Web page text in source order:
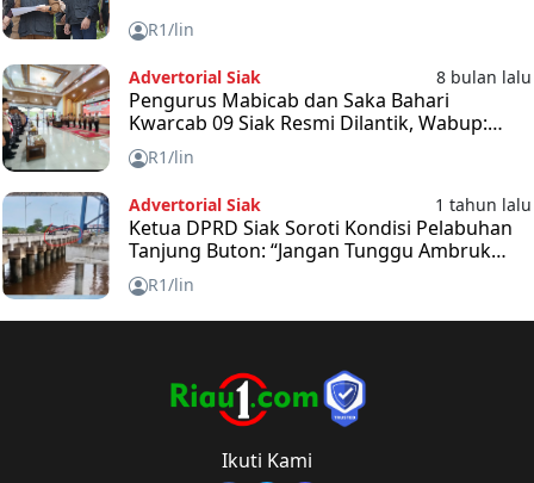
R1/lin
Advertorial Siak 8 bulan lalu
Pengurus Mabicab dan Saka Bahari
Kwarcab 09 Siak Resmi Dilantik, Wabup:
Tidak Ada yang Mustahil Jika Diniatkan
R1/lin
Advertorial Siak 1 tahun lalu
Ketua DPRD Siak Soroti Kondisi Pelabuhan
Tanjung Buton: “Jangan Tunggu Ambruk
Baru Bertindak”
R1/lin
Ikuti Kami